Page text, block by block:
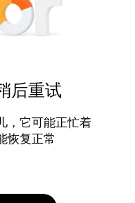
后重试
，它可能正忙着
恢复正常